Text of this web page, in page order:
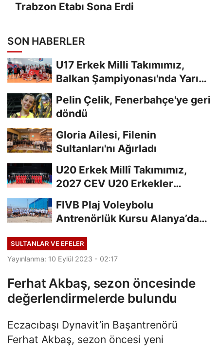
Trabzon Etabı Sona Erdi
SON HABERLER
U17 Erkek Milli Takımımız,
Balkan Şampiyonası'nda Yarı
Pelin Çelik, Fenerbahçe'ye geri
döndü
Gloria Ailesi, Filenin
Sultanları'nı Ağırladı
U20 Erkek Millî Takımımız,
2027 CEV U20 Erkekler
FIVB Plaj Voleybolu
Antrenörlük Kursu Alanya’da
SULTANLAR VE EFELER
Yayınlanma: 10 Eylül 2023 - 02:17
Ferhat Akbaş, sezon öncesinde
değerlendirmelerde bulundu
Eczacıbaşı Dynavit’in Başantrenörü
Ferhat Akbaş, sezon öncesi yeni